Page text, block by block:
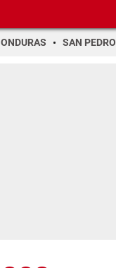
SAN PEDRO